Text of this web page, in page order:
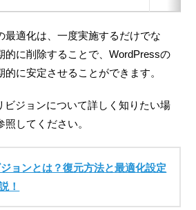
最適化は、一度実施するだけでな
的に削除することで、WordPressの
に安定させることができます。
ビジョンについて詳しく知りたい場
してください。
ョンとは？復元方法と最適化設定
！